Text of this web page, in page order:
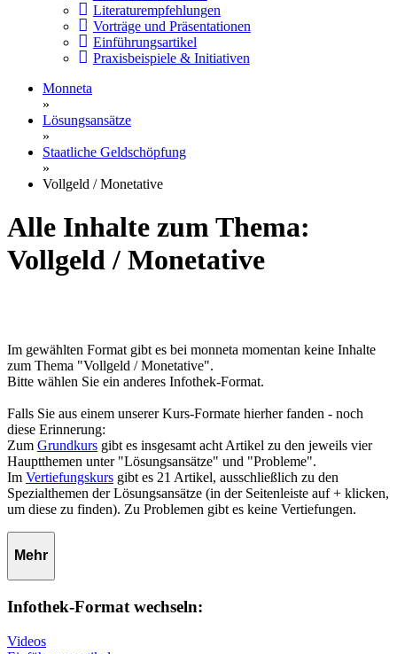
Literaturempfehlungen
Vorträge und Präsentationen
Einführungsartikel
Praxisbeispiele & Initiativen
Monneta
»
Lösungsansätze
»
Staatliche Geldschöpfung
»
Vollgeld / Monetative
Alle Inhalte zum Thema:
Vollgeld / Monetative
Im gewählten Format gibt es bei monneta momentan keine Inhalte
zum Thema "Vollgeld / Monetative".
Bitte wählen Sie ein anderes Infothek-Format.
Falls Sie aus einem unserer Kurs-Formate hierher fanden - noch
diese Erinnerung:
Zum Grundkurs gibt es insgesamt acht Artikel zu den jeweils vier
Hauptthemen unter "Lösungsansätze" und "Probleme".
Im Vertiefungskurs gibt es 21 Artikel, ausschließlich zu den
Spezialthemen der Lösungsansätze (in der Seitenleiste auf + klicken,
um diese zu finden). Zu Problemen gibt es keine Vertiefungen.
Mehr
Infothek-Format wechseln:
Videos